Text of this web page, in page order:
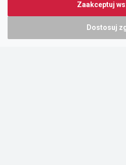
Zaakceptuj
Dostosuj